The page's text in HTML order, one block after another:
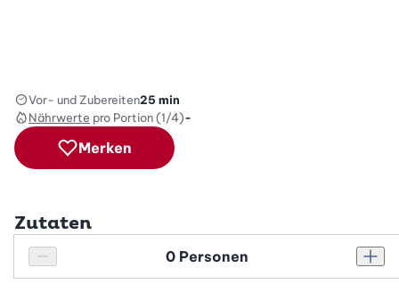
Vor- und Zubereiten25 min
Nährwerte pro Portion (1/4)-
Merken
Zutaten
Personenanzahl verringern
Personenanzahl